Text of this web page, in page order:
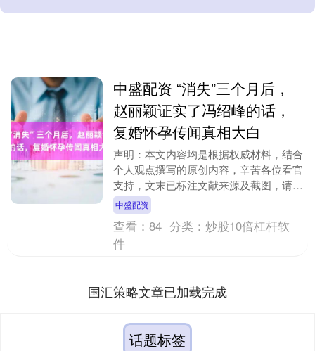
中盛配资 “消失”三个月后，
赵丽颖证实了冯绍峰的话，
复婚怀孕传闻真相大白
声明：本文内容均是根据权威材料，结合
个人观点撰写的原创内容，辛苦各位看官
支持，文末已标注文献来源及截图，请知
悉。 文丨饭团 编辑丨妍桦 无论是生长环
境，还是人生....
中盛配资
查看：84 分类：炒股10倍杠杆软
件
国汇策略文章已加载完成
话题标签